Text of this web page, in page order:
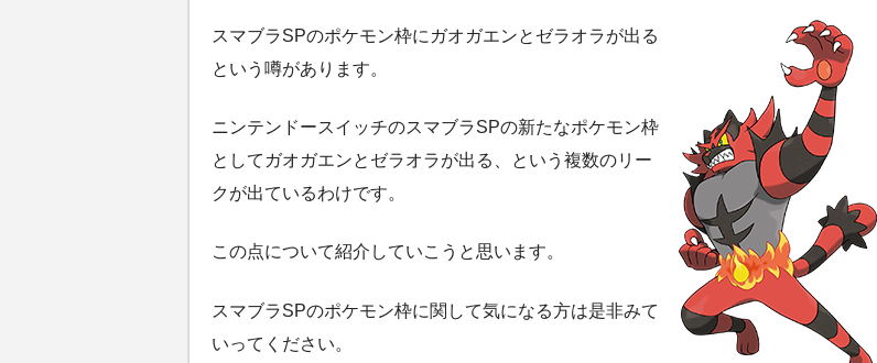
スマブラSPのポケモン枠にガオガエンとゼラオラが出る
という噂があります。
ニンテンドースイッチのスマブラSPの新たなポケモン枠
としてガオガエンとゼラオラが出る、という複数のリー
クが出ているわけです。
この点について紹介していこうと思います。
スマブラSPのポケモン枠に関して気になる方は是非みて
いってください。